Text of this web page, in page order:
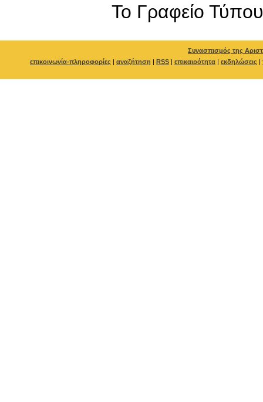
To Γραφείο Τύπου
Συνασπισμός της
επικοινωνία-πληροφορίες | αναζήτηση | RSS | επικαιρότητα | εκδηλώσεις |